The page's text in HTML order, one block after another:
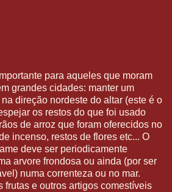
para aqueles que moram
grandes cidades: manter um
direção nordeste do altar (este é o
os restos do que foi usado
de arroz que foram oferecidos no
incenso, restos de flores etc... O
deve ser periodicamente
arvore frondosa ou ainda (por ser
numa correnteza ou no mar.
frutas e outros artigos comestíveis